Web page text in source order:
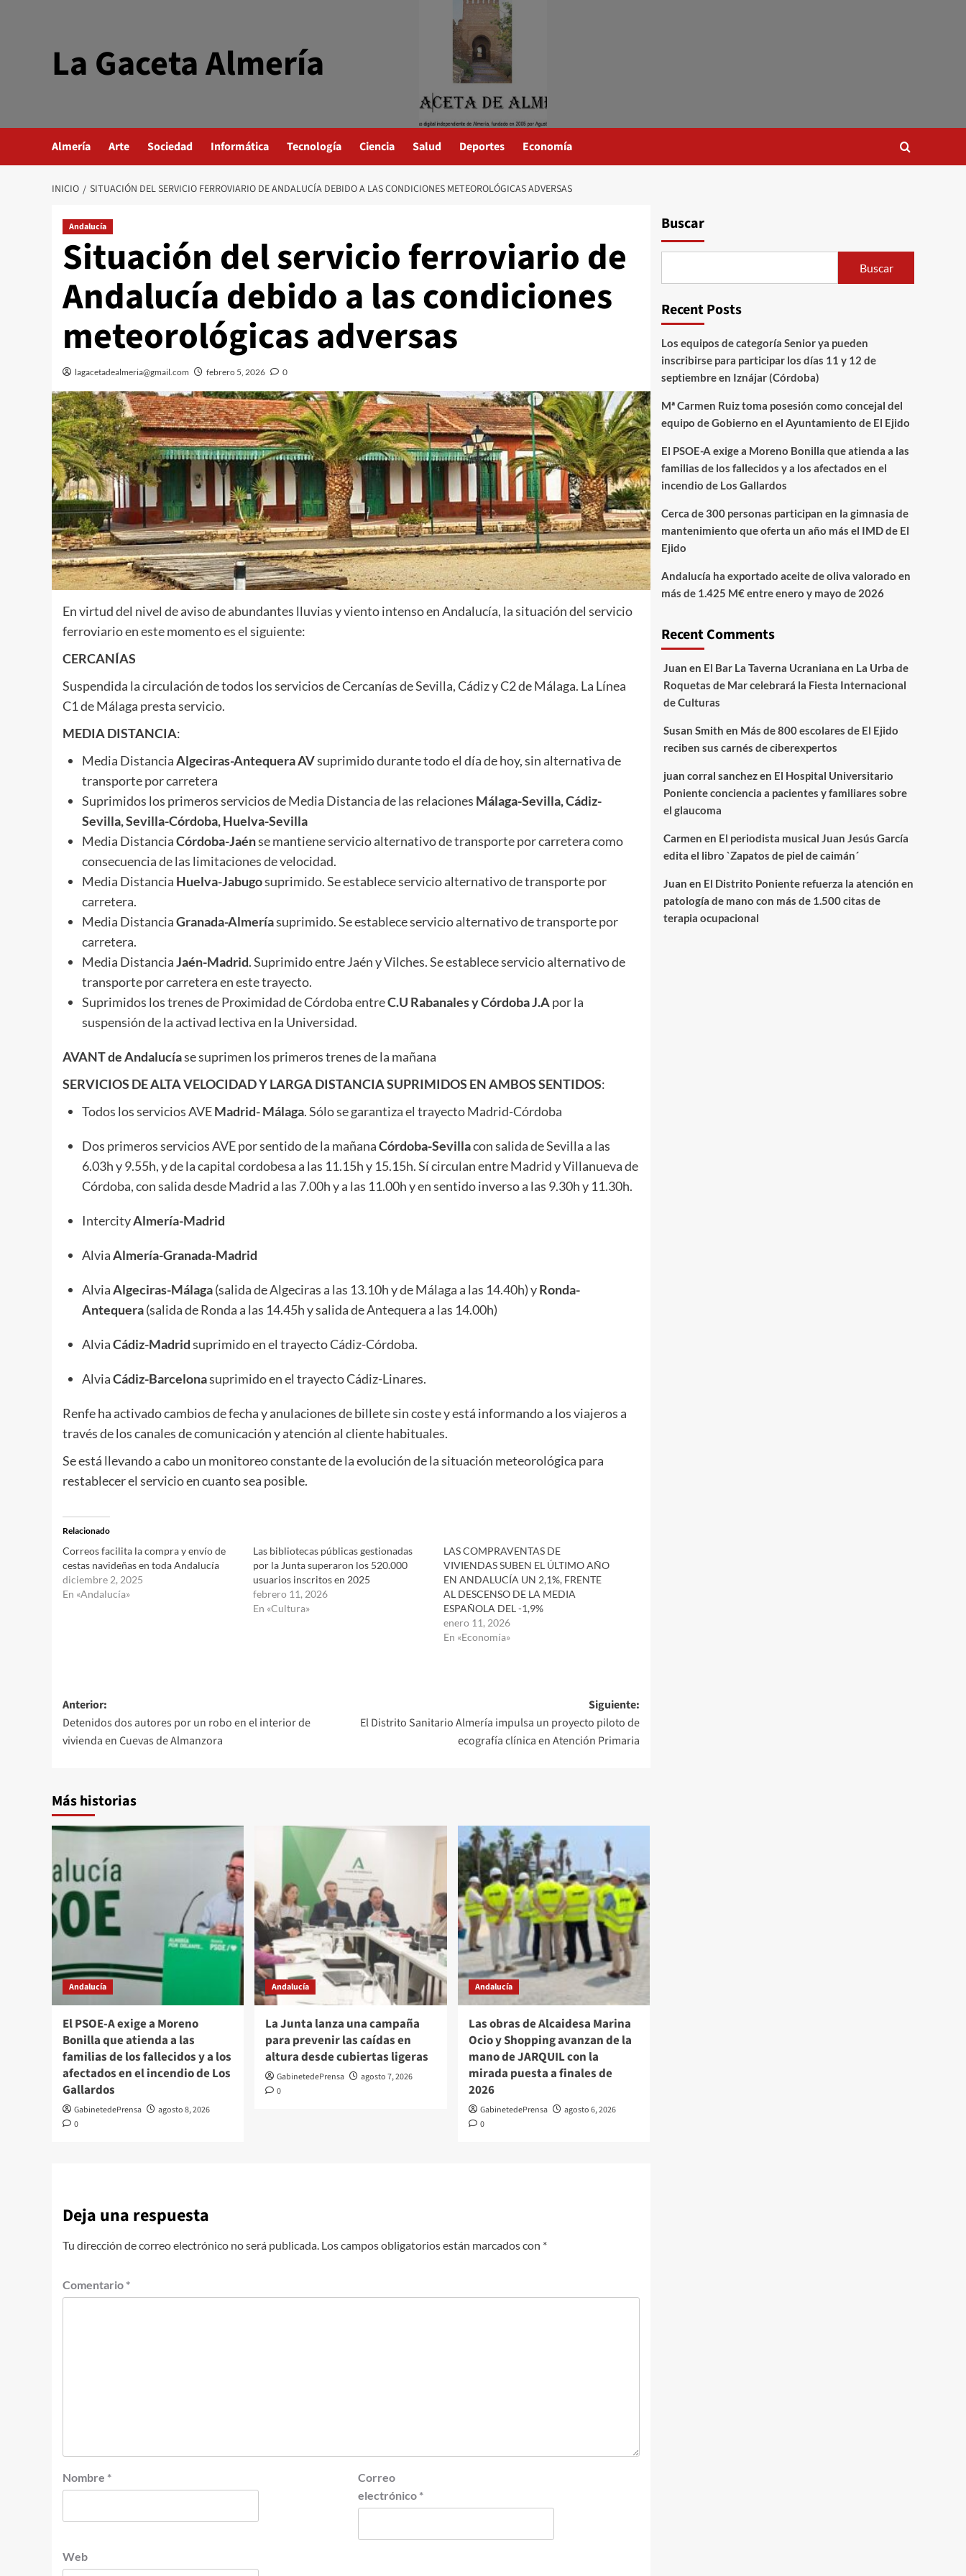
La Gaceta Almería
Almería Arte Sociedad Informática Tecnología Ciencia Salud Deportes Economía
INICIO SITUACIÓN DEL SERVICIO FERROVIARIO DE ANDALUCÍA DEBIDO A LAS CONDICIONES METEOROLÓGICAS ADVERSAS
Andalucía
Situación del servicio ferroviario de
Andalucía debido a las condiciones
meteorológicas adversas
lagacetadealmeria@gmail.com febrero 5, 2026 0
En virtud del nivel de aviso de abundantes lluvias y viento intenso en Andalucía, la situación del servicio
ferroviario en este momento es el siguiente:
CERCANÍAS
Suspendida la circulación de todos los servicios de Cercanías de Sevilla, Cádiz y C2 de Málaga. La Línea
C1 de Málaga presta servicio.
MEDIA DISTANCIA:
Media DistanciaAlgeciras-Antequera AVsuprimidodurante todo el día de hoy, sin alternativa de
transporte por carretera
Suprimidos los primeros servicios de Media Distancia de las relaciones Málaga-Sevilla, Cádiz-
Sevilla, Sevilla-Córdoba, Huelva-Sevilla
Media DistanciaCórdoba-Jaénse mantiene servicio alternativo de transporte por carretera como
consecuencia de las limitaciones de velocidad.
Media Distancia Huelva-Jabugosuprimido. Se establece servicio alternativo de transporte por
carretera.
Media DistanciaGranada-Almeríasuprimido. Se establece servicio alternativo de transporte por
carretera.
Media DistanciaJaén-Madrid. Suprimido entre Jaén y Vilches. Se establece servicio alternativo de
transporte por carretera en este trayecto.
Suprimidos los trenes de Proximidad de Córdoba entreC.U Rabanales yCórdoba J.Apor la
suspensión de la activad lectiva en la Universidad.
AVANT de Andalucíase suprimen los primeros trenes de la mañana
SERVICIOS DE ALTA VELOCIDAD Y LARGA DISTANCIA SUPRIMIDOS EN AMBOS SENTIDOS:
Todos los servicios AVEMadrid- Málaga. Sólo se garantiza el trayecto Madrid-Córdoba
Dos primeros servicios AVE por sentido de la mañanaCórdoba-Sevillacon salida de Sevilla a las
6.03h y 9.55h, y de la capital cordobesa a las 11.15h y 15.15h. Sí circulan entre Madrid y Villanueva de
Córdoba, con salida desde Madrid a las 7.00h y a las 11.00h y en sentido inverso a las 9.30h y 11.30h.
IntercityAlmería-Madrid
AlviaAlmería-Granada-Madrid
AlviaAlgeciras-Málaga(salida de Algeciras a las 13.10h y de Málaga a las 14.40h) yRonda-
Antequera(salida de Ronda a las 14.45h y salida de Antequera a las 14.00h)
AlviaCádiz-Madridsuprimido en el trayecto Cádiz-Córdoba.
AlviaCádiz-Barcelonasuprimido en el trayecto Cádiz-Linares.
Renfe ha activado cambios de fecha y anulaciones de billete sin coste y está informando a los viajeros a
través de los canales de comunicación y atención al cliente habituales.
Se está llevando a cabo un monitoreo constante de la evolución de la situación meteorológica para
restablecer el servicio en cuanto sea posible.
Relacionado
Correos facilita la compra y envío de
cestas navideñas en toda Andalucía
diciembre 2, 2025
En «Andalucía»
Las bibliotecas públicas gestionadas
por la Junta superaron los 520.000
usuarios inscritos en 2025
febrero 11, 2026
En «Cultura»
LAS COMPRAVENTAS DE
VIVIENDAS SUBEN EL ÚLTIMO AÑO
EN ANDALUCÍA UN 2,1%, FRENTE
AL DESCENSO DE LA MEDIA
ESPAÑOLA DEL -1,9%
enero 11, 2026
En «Economía»
Navegación
de
entradas
Anterior:
Detenidos dos autores por un robo en el interior de
vivienda en Cuevas de Almanzora
Siguiente:
El Distrito Sanitario Almería impulsa un proyecto piloto de
ecografía clínica en Atención Primaria
Más historias
Andalucía
El PSOE-A exige a Moreno
Bonilla que atienda a las
familias de los fallecidos y a los
afectados en el incendio de Los
Gallardos
GabinetedePrensa
agosto 8, 2026
0
Andalucía
La Junta lanza una campaña
para prevenir las caídas en
altura desde cubiertas ligeras
GabinetedePrensa
agosto 7, 2026
0
Andalucía
Las obras de Alcaidesa Marina
Ocio y Shopping avanzan de la
mano de JARQUIL con la
mirada puesta a finales de
2026
GabinetedePrensa
agosto 6, 2026
0
Deja una respuesta
Tu dirección de correo electrónico no será publicada. Los campos obligatorios están marcados con *
Comentario *
Nombre *
Correo
electrónico *
Web
Buscar
Buscar
Recent Posts
Los equipos de categoría Senior ya pueden
inscribirse para participar los días 11 y 12 de
septiembre en Iznájar (Córdoba)
Mª Carmen Ruiz toma posesión como concejal del
equipo de Gobierno en el Ayuntamiento de El Ejido
El PSOE-A exige a Moreno Bonilla que atienda a las
familias de los fallecidos y a los afectados en el
incendio de Los Gallardos
Cerca de 300 personas participan en la gimnasia de
mantenimiento que oferta un año más el IMD de El
Ejido
Andalucía ha exportado aceite de oliva valorado en
más de 1.425 M€ entre enero y mayo de 2026
Recent Comments
Juan en El Bar La Taverna Ucraniana en La Urba de
Roquetas de Mar celebrará la Fiesta Internacional
de Culturas
Susan Smith en Más de 800 escolares de El Ejido
reciben sus carnés de ciberexpertos
juan corral sanchezen El Hospital Universitario
Poniente conciencia a pacientes y familiares sobre
el glaucoma
Carmen en El periodista musical Juan Jesús García
edita el libro `Zapatos de piel de caimán´
Juan en El Distrito Poniente refuerza la atención en
patología de mano con más de 1.500 citas de
terapia ocupacional